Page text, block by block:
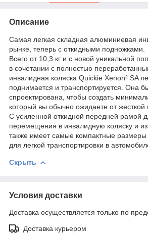
Описание
Самая легкая складная алюминиевая
рынке, теперь с откидными подножками.
Всего от 10,3 кг и с новой уникальной
в ​​сочетании с полностью
инвалидная коляска Quickie Xenon² SA
поднимается и транспортируется. Она
спроектирована, чтобы создать
который вы обычно ожидаете от жесткой
С усиленной откидной передней рамой
перемещения в инвалидную коляску и из
также имеет самые компактные
для легкой транспортировки в
Скрыть
Условия доставки
Доставка осуществляется только по
Доставка курьером